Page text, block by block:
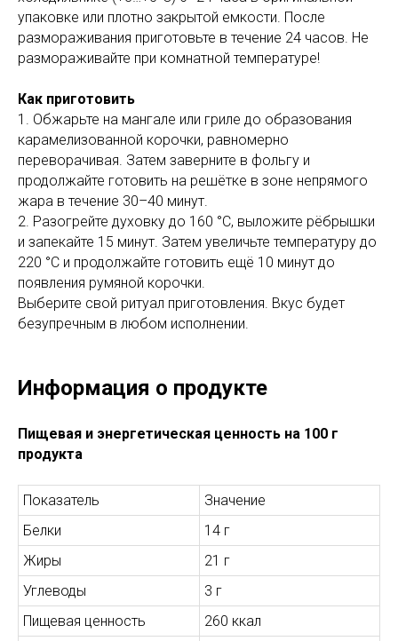
упаковке или плотно закрытой емкости. После
размораживания приготовьте в течение 24 часов. Не
размораживайте при комнатной температуре!
Как приготовить
1. Обжарьте на мангале или гриле до образования
карамелизованной корочки, равномерно
переворачивая. Затем заверните в фольгу и
продолжайте готовить на решётке в зоне непрямого
жара в течение 30–40 минут.
2. Разогрейте духовку до 160 °C, выложите рёбрышки
и запекайте 15 минут. Затем увеличьте температуру до
220 °C и продолжайте готовить ещё 10 минут до
появления румяной корочки.
Выберите свой ритуал приготовления. Вкус будет
безупречным в любом исполнении.
Информация о продукте
Пищевая и энергетическая ценность на 100 г
продукта
Показатель
Значение
Белки
14 г
Жиры
21 г
Углеводы
3 г
Пищевая ценность
260 ккал